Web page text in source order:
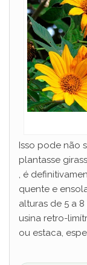
Isso pode não
plantasse
, é
quente e
alturas de 5 a
usina retro-
ou estaca,